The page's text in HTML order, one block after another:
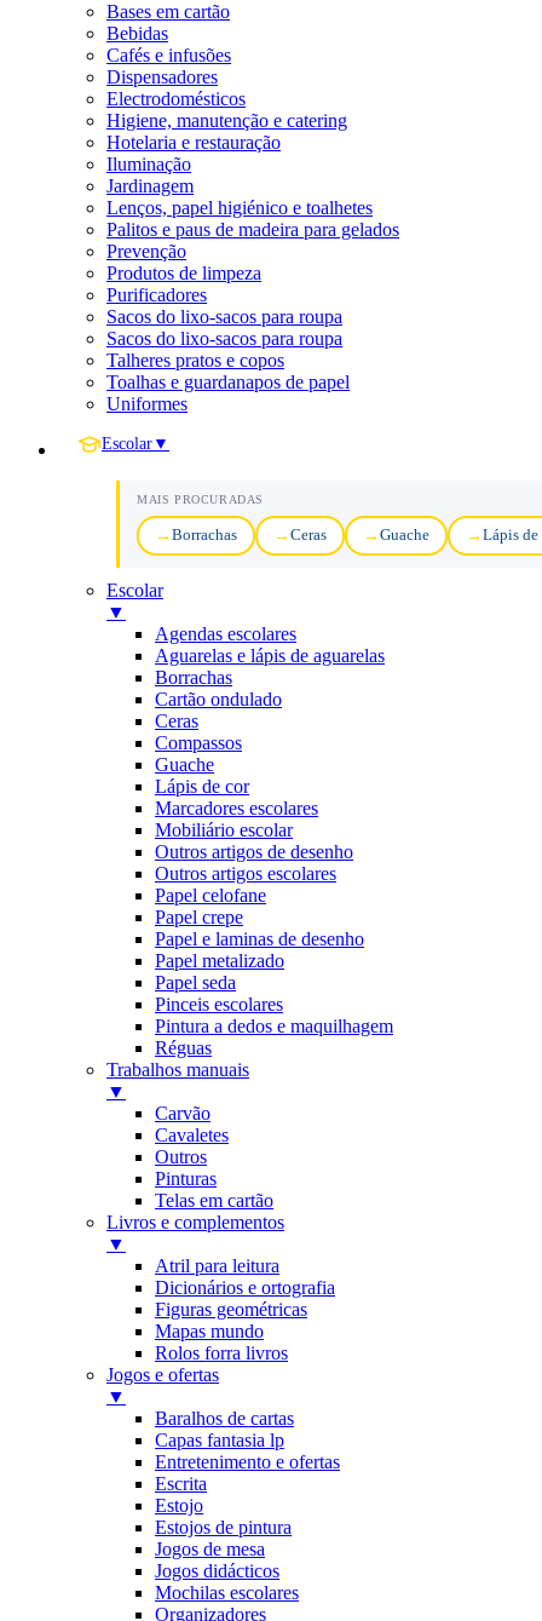
Bases em cartão
Bebidas
Cafés e infusões
Dispensadores
Electrodomésticos
Higiene, manutenção e catering
Hotelaria e restauração
Iluminação
Jardinagem
Lenços, papel higiénico e toalhetes
Palitos e paus de madeira para gelados
Prevenção
Produtos de limpeza
Purificadores
Sacos do lixo-sacos para roupa
Sacos do lixo-sacos para roupa
Talheres pratos e copos
Toalhas e guardanapos de papel
Uniformes
Escolar ▼
MAIS PROCURADAS
Borrachas Ceras Guache Lápis de
Escolar
▼
Agendas escolares
Aguarelas e lápis de aguarelas
Borrachas
Cartão ondulado
Ceras
Compassos
Guache
Lápis de cor
Marcadores escolares
Mobiliário escolar
Outros artigos de desenho
Outros artigos escolares
Papel celofane
Papel crepe
Papel e laminas de desenho
Papel metalizado
Papel seda
Pinceis escolares
Pintura a dedos e maquilhagem
Réguas
Trabalhos manuais
▼
Carvão
Cavaletes
Outros
Pinturas
Telas em cartão
Livros e complementos
▼
Atril para leitura
Dicionários e ortografia
Figuras geométricas
Mapas mundo
Rolos forra livros
Jogos e ofertas
▼
Baralhos de cartas
Capas fantasia lp
Entretenimento e ofertas
Escrita
Estojo
Estojos de pintura
Jogos de mesa
Jogos didácticos
Mochilas escolares
Organizadores